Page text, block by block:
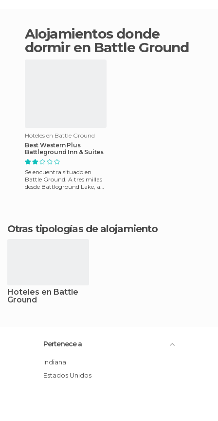
Alojamientos donde
dormir en Battle Ground
Hoteles en Battle Ground
Best Western Plus
Battleground Inn & Suites
Se encuentra situado en
Battle Ground. A tres millas
desde Battleground Lake, a
Otras tipologías de alojamiento
Hoteles en Battle
Ground
Pertenece a
Indiana
Estados Unidos